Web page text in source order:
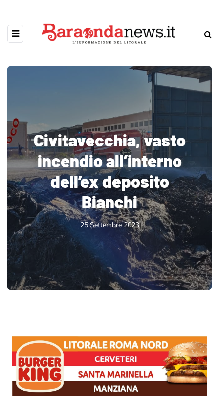
Civitavecchia, vasto
incendio all’interno
dell’ex deposito
Bianchi
25 Settembre 2023